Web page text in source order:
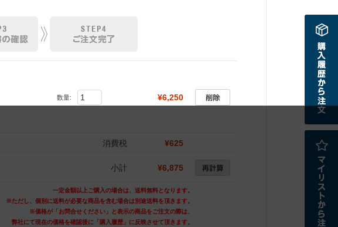
数量: ¥6,250
消費税 ¥625
小計 ¥6,875
一定金額以上ご購入の場合は、送料無料となります。
※ただし、個別に送料が必要な商品を含む場合は別途送料を頂きます。
※価格が「お問合せください」と表示の商品をご注文の際は、
弊社にて現在の価格を確認後に「購入履歴」に反映させて頂きます。